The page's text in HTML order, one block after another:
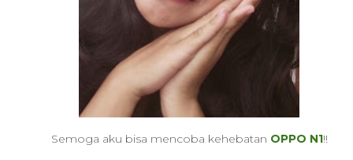
Semoga aku bisa mencoba kehebatan OPPO N1!!